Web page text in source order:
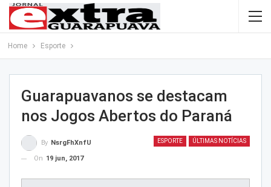
Home Esporte
Guarapuavanos se destacam
nos Jogos Abertos do Paraná
ESPORTE ÚLTIMAS NOTÍCIAS
By NsrgFhXnfU
On 19 jun, 2017